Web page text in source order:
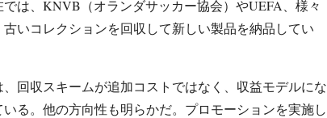
は、KNVB（オランダサッカー協会）やUEFA、様々
いコレクションを回収して新しい製品を納品してい
回収スキームが追加コストではなく、収益モデルにな
る。他の方向性も明らかだ。プロモーションを実施し